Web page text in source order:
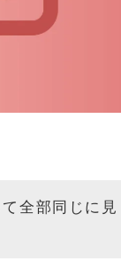
全部同じに見